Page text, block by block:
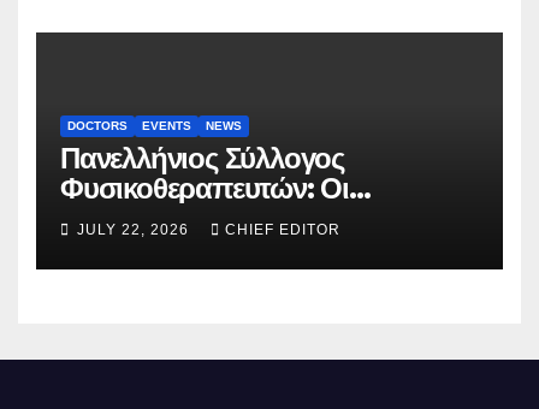
DOCTORS EVENTS NEWS
Πανελλήνιος Σύλλογος
Φυσικοθεραπευτών: Οι
προτάσεις προς τον ΕΟΠΥΥ για
τον περιορισμό του clawback
JULY 22, 2026 CHIEF EDITOR